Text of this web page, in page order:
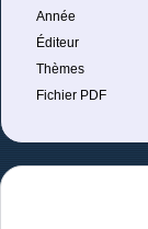
Année
Éditeur
Thèmes
Fichier PDF